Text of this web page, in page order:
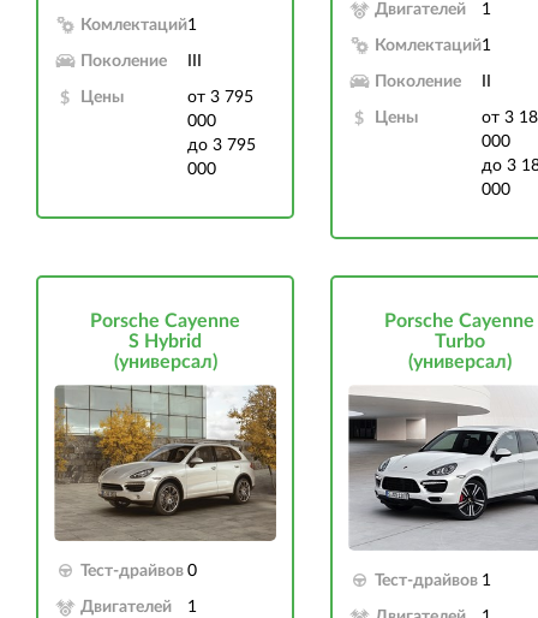
Комлектаций1
Поколение
Цены
от 3 795
000
до 3 795
000
Двигателей 1
Комлектаций1
Поколение
Цены
от 3
000
до 3
000
Porsche Cayenne
S Hybrid
(универсал)
Тест-драйвов 0
Двигателей 1
Porsche Cayenne
Turbo
(универсал)
Тест-драйвов 1